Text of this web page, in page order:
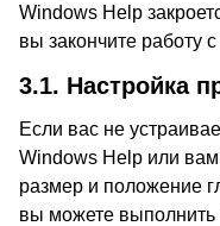
Windows Help
вы закончите работу
3.1. Настройка
Если вас не
Windows Help или
размер и положение
вы можете